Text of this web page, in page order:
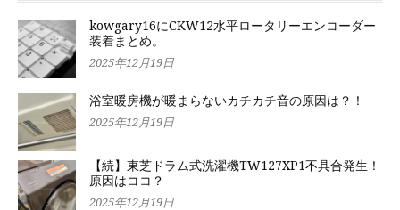
kowgary16にCKW12水平ロータリーエンコーダー
装着まとめ。
2025年12月19日
浴室暖房機が暖まらないカチカチ音の原因は？！
2025年12月19日
【続】東芝ドラム式洗濯機TW127XP1不具合発生！
原因はココ？
2025年12月19日